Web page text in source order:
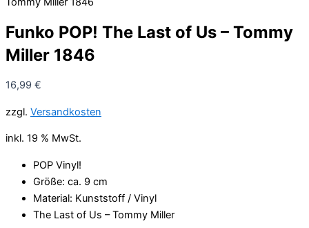
Funko POP! The Last of Us – Tommy
Miller 1846
16,99 €
zzgl. Versandkosten
inkl. 19 % MwSt.
POP Vinyl!
Größe: ca. 9 cm
Material: Kunststoff / Vinyl
The Last of Us – Tommy Miller